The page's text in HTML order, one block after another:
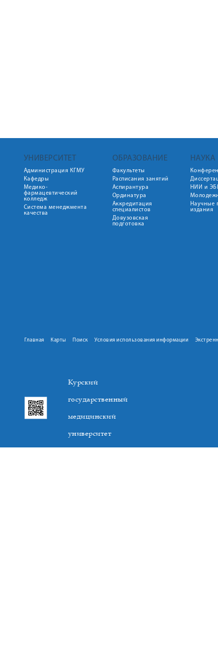
УНИВЕРСИТЕТ
Администрация КГМУ
Кафедры
Медико-
фармацевтический
колледж
Система менеджмента
качества
ОБРАЗОВАНИЕ
Факультеты
Расписания занятий
Аспирантура
Ординатура
Аккредитация
специалистов
Довузовская
подготовка
НАУКА
НИИ и
Научные
издания
Главная Карты Поиск Условия использования информации
Курский
государственный
медицинский
университет